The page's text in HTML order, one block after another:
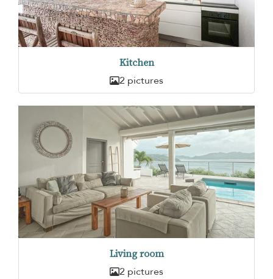
Kitchen
2 pictures
Living room
2 pictures